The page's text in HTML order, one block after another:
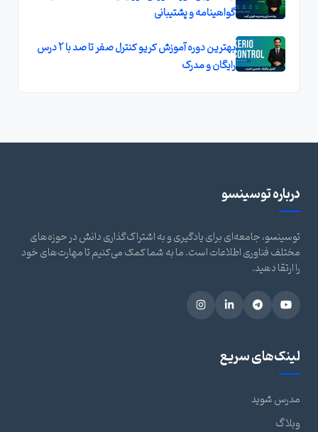
گواهینامه و پشتیبانی
بهترين دوره آموزش کريو کنترل صفر تا صد با 2 درس
رايگان و مدرک
درباره توسینسو
توسینسو، جامعه‌ای برای یادگیری و به اشتراک‌گذاری دانش در حوزه‌های
مختلف فناوری اطلاعات است. ما به شما کمک می‌کنیم تا مهارت‌های خود
را ارتقا دهید.
لینک‌های سریع
مدرس شوید
وبلاگ